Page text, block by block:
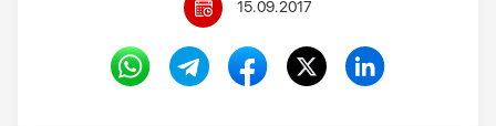
15.09.2017